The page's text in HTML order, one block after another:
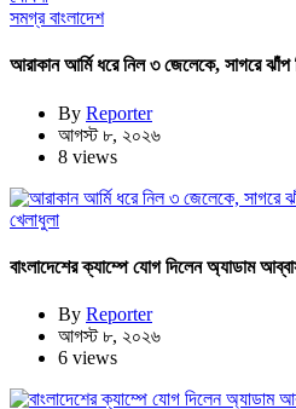
সমগ্র বাংলাদেশ
আরাকান আর্মি ধরে নিল ৩ জেলেকে, সাগরে
By Reporter
আগস্ট ৮, ২০২৬
8 views
খেলাধুলা
বাংলাদেশের ক্যাম্পে যোগ দিলেন অ্যাডাম
By Reporter
আগস্ট ৮, ২০২৬
6 views